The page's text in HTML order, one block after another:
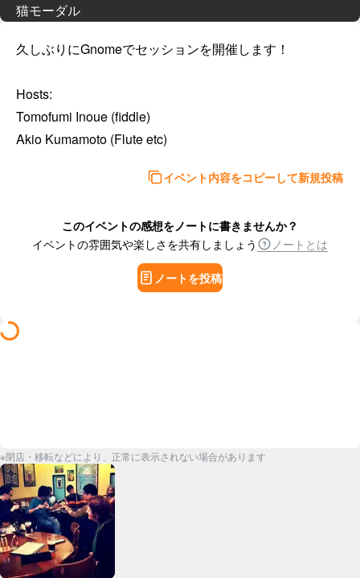
猫モーダル
久しぶりにGnomeでセッションを開催します！
Hosts:
Tomofumi Inoue (fiddle)
Akio Kumamoto (Flute etc)
イベント内容をコピーして新規投稿
このイベントの感想をノートに書きませんか？
イベントの雰囲気や楽しさを共有しましょう
ノートとは
ノートを投稿
※閉店・移転などにより、正常に表示されない場合があります